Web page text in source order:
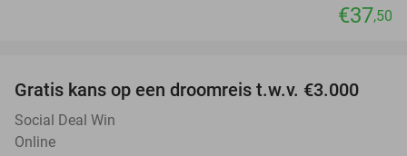
€37,50
Gratis kans op een droomreis t.w.v. €3.000
Social Deal Win
Online